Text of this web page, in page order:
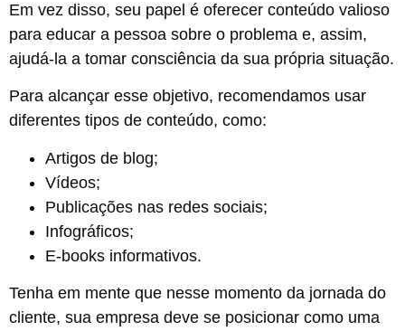
Em vez disso, seu papel é oferecer conteúdo valioso
para educar a pessoa sobre o problema e, assim,
ajudá-la a tomar consciência da sua própria situação.
Para alcançar esse objetivo, recomendamos usar
diferentes tipos de conteúdo, como:
Artigos de blog;
Vídeos;
Publicações nas redes sociais;
Infográficos;
E-books informativos.
Tenha em mente que nesse momento da jornada do
cliente, sua empresa deve se posicionar como uma